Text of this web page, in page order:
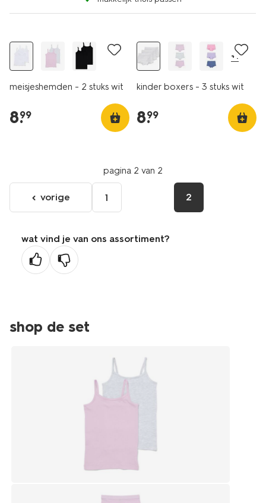
meisjeshemden - 2 stuks wit
8.
99
+1
kinder boxers - 3 stuks wit
8.
99
pagina 2 van 2
ga
naar
vorige
pagina
vorige 1 2
wat vind je van ons assortiment?
shop de set